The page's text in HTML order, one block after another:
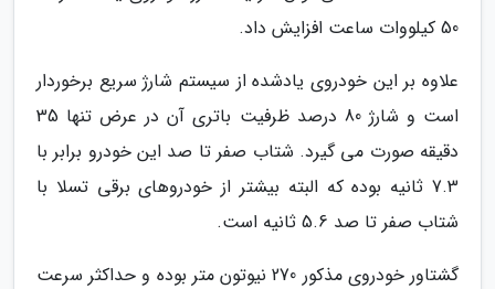
50 کیلووات ساعت افزایش داد.
علاوه بر این خودروی یادشده از سیستم شارژ سریع برخوردار
است و شارژ 80 درصد ظرفیت باتری آن در عرض تنها 35
دقیقه صورت می گیرد. شتاب صفر تا صد این خودرو برابر با
7.3 ثانیه بوده که البته بیشتر از خودروهای برقی تسلا با
شتاب صفر تا صد 5.6 ثانیه است.
گشتاور خودروی مذکور 270 نیوتون متر بوده و حداکثر سرعت